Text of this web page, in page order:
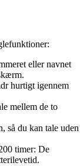
eller navnet
hurtigt igennem
mellem de to
så du kan tale uden
timer: De